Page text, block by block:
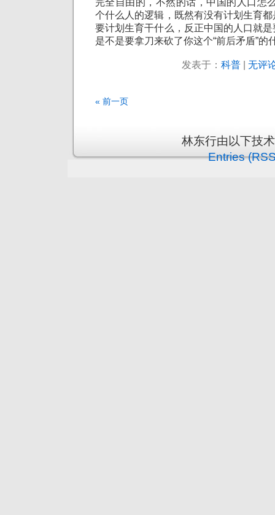
完全自由的，不然的话，中国的人口怎
个什么人的逻辑，既然有没有计划生育
要计划生育干什么，反正中国的人口就
是不是要拿刀来砍了你这个“前后矛盾”的
发表于： 科普| 无评
« 前一页
林东行由以下技
Entries